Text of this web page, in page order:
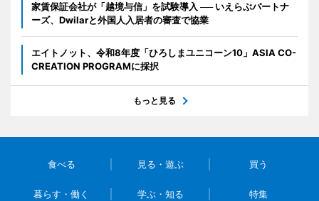
家賃保証会社が「越境与信」を試験導入 ── いえらぶパートナ
ーズ、Dwilarと外国人入居者の審査で協業
エイトノット、令和8年度「ひろしまユニコーン10」ASIA CO-
CREATION PROGRAMに採択
もっと見る
食べる 見る・遊ぶ 買う
暮らす・働く 学ぶ・知る 特集